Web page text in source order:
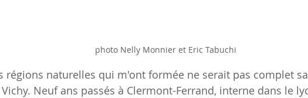
photo Nelly Monnier et Eric Tabuchi
régions naturelles qui m'ont formée ne serait pas complet
Neuf ans passés à Clermont-Ferrand, interne dans le